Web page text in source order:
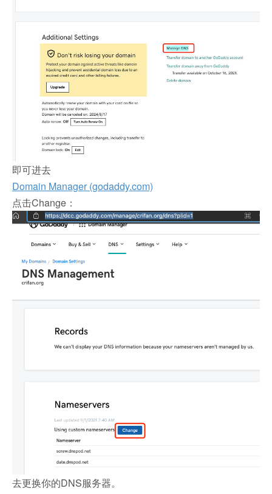
即可进去
Domain Manager (godaddy.com)
点击Change：
去更换你的DNS服务器。